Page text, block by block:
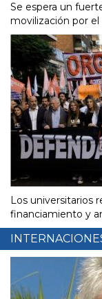
Se espera un
movilización por el
Los universitarios
financiamiento y